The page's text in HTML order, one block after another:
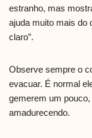
estranho, mas
ajuda muito mais do
claro”.
Observe sempre o
evacuar. É normal
gemerem um pouco,
amadurecendo.